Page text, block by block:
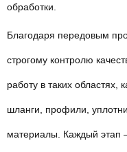
обработки.
Благодаря передовым
строгому контролю
работу в таких областях,
шланги, профили,
материалы. Каждый этап